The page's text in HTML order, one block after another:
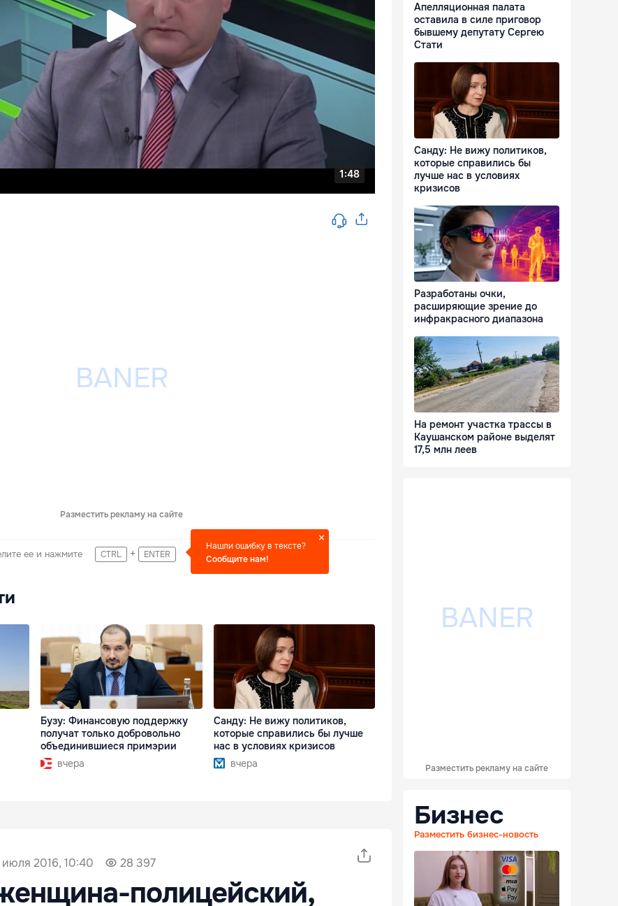
Разместить рекламу на сайте
ее и нажмите CTRL + ENTER
Нашли ошибку в тексте?
Сообщите нам!
Бузу: Финансовую поддержку
получат только добровольно
объединившиеся примэрии
вчера
Санду: Не вижу политиков,
которые справились бы лучше
нас в условиях кризисов
вчера
июля 2016, 10:40 28 397
полицейский,
Апелляционная палата
оставила в силе приговор
бывшему депутату Сергею
Стати
Санду: Не вижу политиков,
которые справились бы
лучше нас в условиях
кризисов
Разработаны очки,
расширяющие зрение до
инфракрасного диапазона
На ремонт участка трассы в
Каушанском районе выделят
17,5 млн леев
Разместить рекламу на сайте
Бизнес
Разместить бизнес-новость